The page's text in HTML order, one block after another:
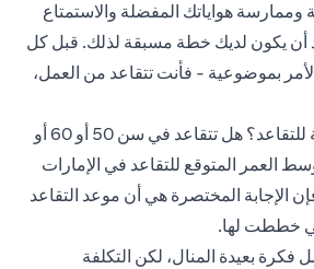
هواياتك المفضلة والاستمتاع
أن يكون لديك خطة مسبقة لذلك. قبل كل
بموضوعية - فأنت تتقاعد من العمل،
إلى أي مدى لديك حاجة للتقاعد؟ هل تتقاعد في سن 50 أو 60 أو
العمر المتوقع للتقاعد في الإمارات
عامًا، فإن الإجابة المختصرة هي أن موعد التقاعد
خططت لها.
فكرة بعيدة المنال، لكن التكلفة